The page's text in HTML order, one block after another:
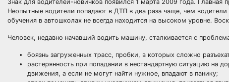
Знак для водителей-новичков появился 1 марта 2009 года.
Неопытные водители попадают в ДТП в два раза чаще, чем
обучения в автошколах не всегда находится на высоком уровне.
Человек, недавно начавший водить машину, сталкивается с
боязнь загруженных трасс, пробки, в которых сложно
растерянность при попадании в нестандартную ситуацию на
движения, а если не могут найти нужное, впадают в панику;